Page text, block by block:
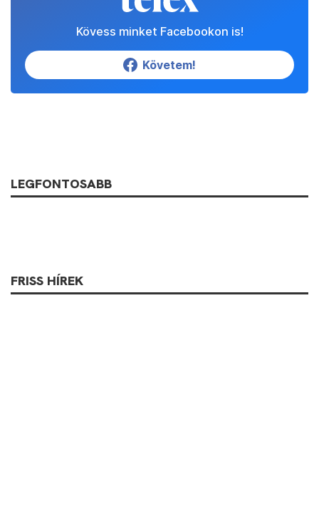
Kövess minket Facebookon is!
Követem!
LEGFONTOSABB
FRISS HÍREK